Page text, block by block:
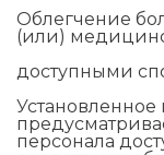
Облегчение
(или)
доступными
Установленное
персонала